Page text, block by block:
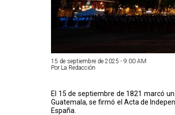
15 de septiembre de 2025 - 9:00 AM
Por La Redacción
El 15 de septiembre de 1821 marcó
Guatemala, se firmó el Acta de
España.